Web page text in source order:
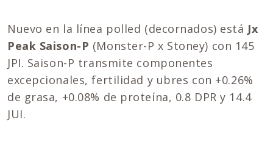
Nuevo en la línea polled (decornados) está Jx
Peak Saison-P (Monster-P x Stoney) con 145
JPI. Saison-P transmite componentes
excepcionales, fertilidad y ubres con +0.26%
de grasa, +0.08% de proteína, 0.8 DPR y 14.4
JUI.